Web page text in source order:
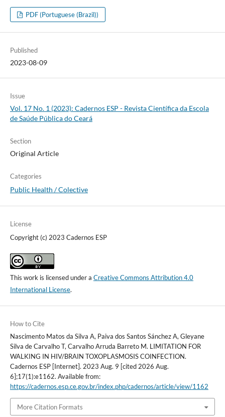
PDF (Portuguese (Brazil))
Published
2023-08-09
Issue
Vol. 17 No. 1 (2023): Cadernos ESP - Revista Cientí­fica da Escola
de Saúde Pública do Ceará
Section
Original Article
Categories
Public Health / Colective
License
Copyright (c) 2023 Cadernos ESP
This work is licensed under a Creative Commons Attribution 4.0
International License.
How to Cite
Nascimento Matos da Silva A, Paiva dos Santos Sánchez A, Gleyane
Silva de Carvalho T, Carvalho Arruda Barreto M. LIMITATION FOR
WALKING IN HIV/BRAIN TOXOPLASMOSIS COINFECTION.
Cadernos ESP [Internet]. 2023 Aug. 9 [cited 2026 Aug.
6];17(1):e1162. Available from:
https://cadernos.esp.ce.gov.br/index.php/cadernos/article/view/1162
More Citation Formats